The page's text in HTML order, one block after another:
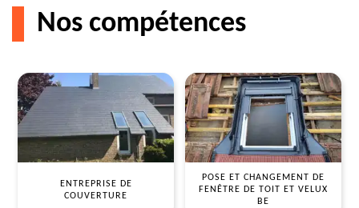
Nos compétences
ENTREPRISE DE
COUVERTURE
POSE ET CHANGEMENT DE
FENÊTRE DE TOIT ET VELUX
BE